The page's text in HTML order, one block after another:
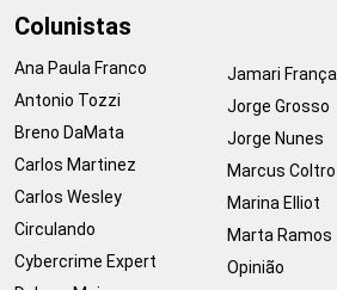
Colunistas
Ana Paula Franco
Antonio Tozzi
Breno DaMata
Carlos Martinez
Carlos Wesley
Circulando
Cybercrime Expert
Jamari França
Jorge Grosso
Jorge Nunes
Marcus Coltro
Marina Elliot
Marta Ramos
Opinião